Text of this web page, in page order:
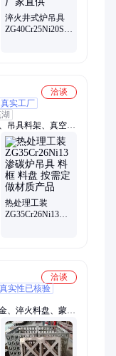
淬火井式炉吊具
ZG40Cr25Ni20Si2
洽谈
真实工厂
吊具料架、真空炉
、热处理料筐、不
钢铸件、高铬耐磨
铝厂捞渣抓斗、离
热处理工装
ZG35Cr26Ni13渗
洽谈
真实性已核验
、淬火料盘、蒙乃
金C276、HAL77-2
缝管、螺纹管、
凝管、C71500铜镍